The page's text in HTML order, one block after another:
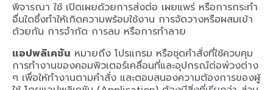
พิจารณา ใช้ เปิดเผยด้วยการส่งต่อ เผยแพร่ หรือการกระทำ
อื่นใดซึ่งทำให้เกิดความพร้อมใช้งาน การจัดวางหรือผสมเข้า
ด้วยกัน การจำกัด การลบ หรือการทำลาย
แอปพลิเคชัน หมายถึง โปรแกรม หรือชุดคำสั่งที่ใช้ควบคุม
การทำงานของคอมพิวเตอร์เคลื่อนที่และอุปกรณ์ต่อพ่วงต่าง
ๆ เพื่อให้ทำงานตามคำสั่ง และตอบสนองความต้องการของผู้